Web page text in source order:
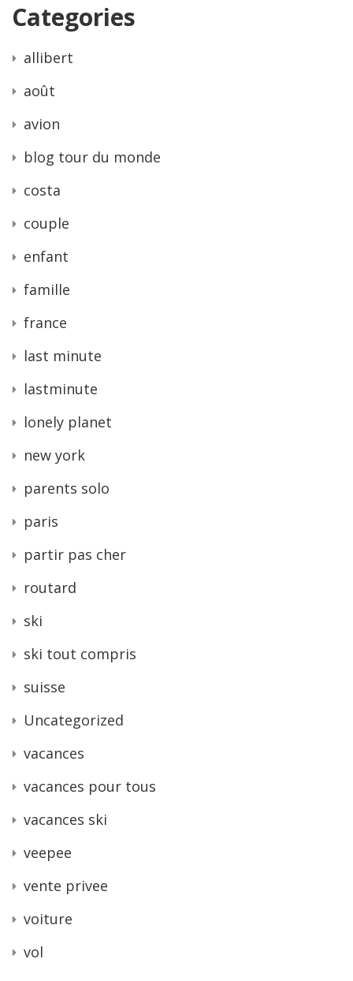
Categories
allibert
août
avion
blog tour du monde
costa
couple
enfant
famille
france
last minute
lastminute
lonely planet
new york
parents solo
paris
partir pas cher
routard
ski
ski tout compris
suisse
Uncategorized
vacances
vacances pour tous
vacances ski
veepee
vente privee
voiture
vol